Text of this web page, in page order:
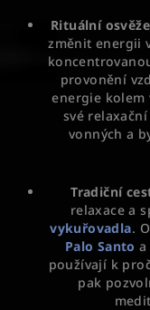
Rituální
změnit energii
provonění
energie kolem
své
vonných a
Tradiční
relaxace a
vykuřovadla.
Palo Santo
používají k
pak